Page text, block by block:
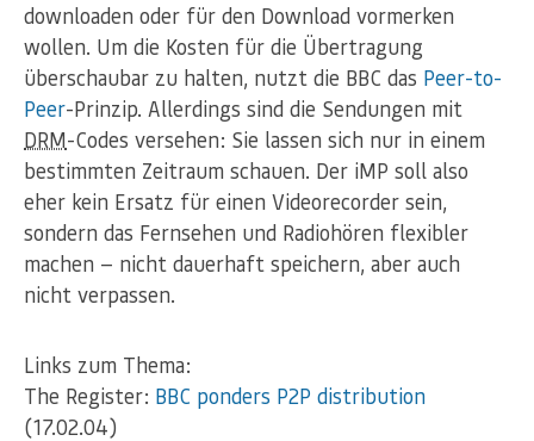
downloaden oder für den Download vormerken
wollen. Um die Kosten für die Übertragung
überschaubar zu halten, nutzt die BBC das Peer-to-
Peer-Prinzip. Allerdings sind die Sendungen mit
DRM-Codes versehen: Sie lassen sich nur in einem
bestimmten Zeitraum schauen. Der iMP soll also
eher kein Ersatz für einen Videorecorder sein,
sondern das Fernsehen und Radiohören flexibler
machen — nicht dauerhaft speichern, aber auch
nicht verpassen.
Links zum Thema:
The Register: BBC ponders P2P distribution
(17.02.04)